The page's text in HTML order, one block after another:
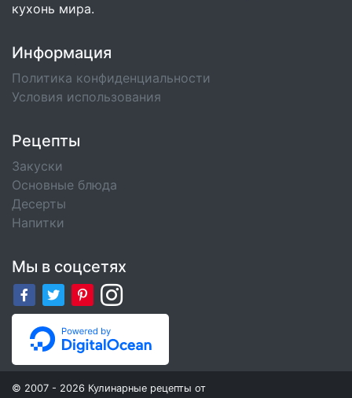
кухонь мира.
Информация
Политика конфиденциальности
Условия использования
Рецепты
Закуски
Основные блюда
Десерты
Напитки
Мы в соцсетях
© 2007 - 2026 Кулинарные рецепты от